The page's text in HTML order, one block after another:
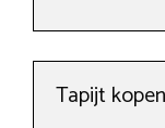
Tapijt